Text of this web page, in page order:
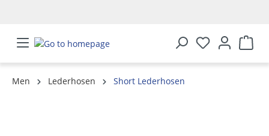
Men Lederhosen
Short Lederhosen